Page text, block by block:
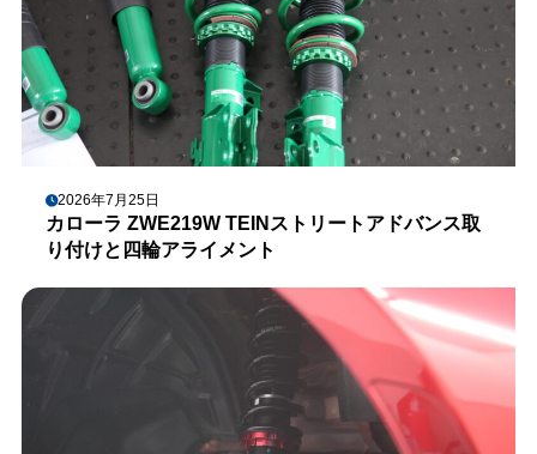
2026年7月25日
カローラ ZWE219W TEINストリートアドバンス取
り付けと四輪アライメント